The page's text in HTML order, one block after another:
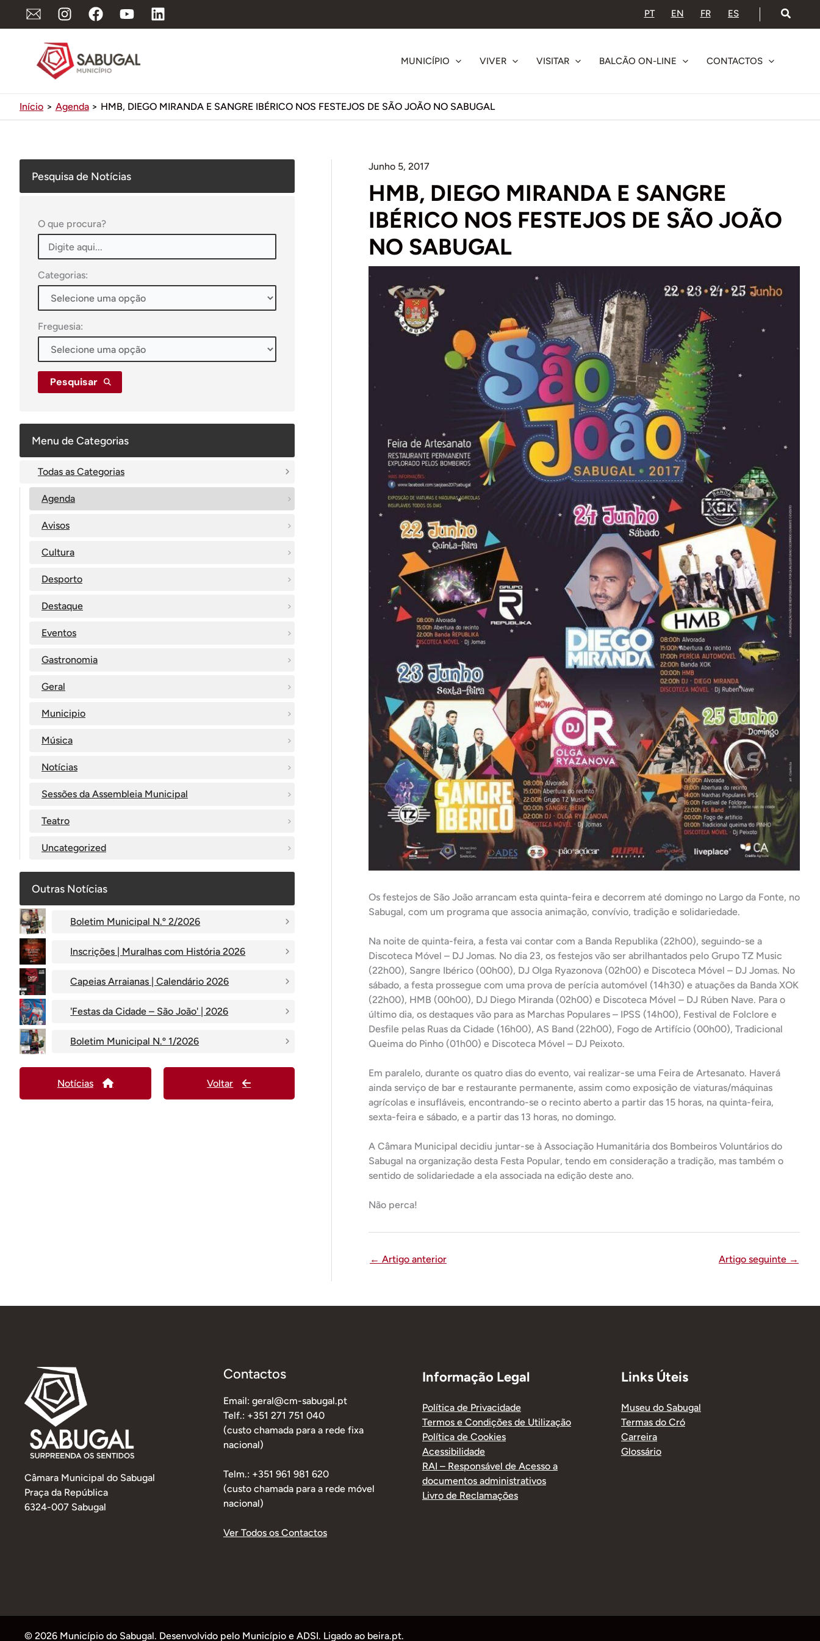
PT EN FR ES
MUNICÍPIO VIVER VISITAR BALCÃO ON-LINE CONTACTOS
Início Agenda HMB, DIEGO MIRANDA E SANGRE IBÉRICO NOS FESTEJOS DE SÃO JOÃO NO SABUGAL
Pesquisa de Notícias
O que procura?
Categorias:
Freguesia:
Pesquisar
Menu de Categorias
Todas as Categorias
Agenda
Avisos
Cultura
Desporto
Destaque
Eventos
Gastronomia
Geral
Municipio
Música
Notícias
Sessões da Assembleia Municipal
Teatro
Uncategorized
Outras Notícias
Boletim Municipal N.º 2/2026
Inscrições | Muralhas com História 2026
Capeias Arraianas | Calendário 2026
'Festas da Cidade – São João' | 2026
Boletim Municipal N.º 1/2026
Notícias Voltar
Junho 5, 2017
HMB, DIEGO MIRANDA E SANGRE
IBÉRICO NOS FESTEJOS DE SÃO JOÃO
NO SABUGAL
Os festejos de São João arrancam esta quinta-feira e decorrem até domingo no Largo da Fonte, no
Sabugal, com um programa que associa animação, convívio, tradição e solidariedade.
Na noite de quinta-feira, a festa vai contar com a Banda Republika (22h00), seguindo-se a
Discoteca Móvel – DJ Jomas. No dia 23, os festejos vão ser abrilhantados pelo Grupo TZ Music
(22h00), Sangre Ibérico (00h00), DJ Olga Ryazonova (02h00) e Discoteca Móvel – DJ Jomas. No
sábado, a festa prossegue com uma prova de perícia automóvel (14h30) e atuações da Banda XOK
(22h00), HMB (00h00), DJ Diego Miranda (02h00) e Discoteca Móvel – DJ Rúben Nave. Para o
último dia, os destaques vão para as Marchas Populares – IPSS (14h00), Festival de Folclore e
Desfile pelas Ruas da Cidade (16h00), AS Band (22h00), Fogo de Artifício (00h00), Tradicional
Queima do Pinho (01h00) e Discoteca Móvel – DJ Peixoto.
Em paralelo, durante os quatro dias do evento, vai realizar-se uma Feira de Artesanato. Haverá
ainda serviço de bar e restaurante permanente, assim como exposição de viaturas/máquinas
agrícolas e insufláveis, encontrando-se o recinto aberto a partir das 15 horas, na quinta-feira,
sexta-feira e sábado, e a partir das 13 horas, no domingo.
A Câmara Municipal decidiu juntar-se à Associação Humanitária dos Bombeiros Voluntários do
Sabugal na organização desta Festa Popular, tendo em consideração a tradição, mas também o
sentido de solidariedade a ela associada na edição deste ano.
Não perca!
← Artigo anterior Artigo seguinte →
Câmara Municipal do Sabugal
Praça da República
6324-007 Sabugal
Contactos
Email: geral@cm-sabugal.pt
Telf.: +351 271 751 040
(custo chamada para a rede fixa
nacional)
Telm.: +351 961 981 620
(custo chamada para a rede móvel
nacional)
Ver Todos os Contactos
Informação Legal
Política de Privacidade
Termos e Condições de Utilização
Política de Cookies
Acessibilidade
RAI – Responsável de Acesso a
documentos administrativos
Livro de Reclamações
Links Úteis
Museu do Sabugal
Termas do Cró
Carreira
Glossário
© 2026 Município do Sabugal. Desenvolvido pelo Município e ADSI. Ligado ao beira.pt.